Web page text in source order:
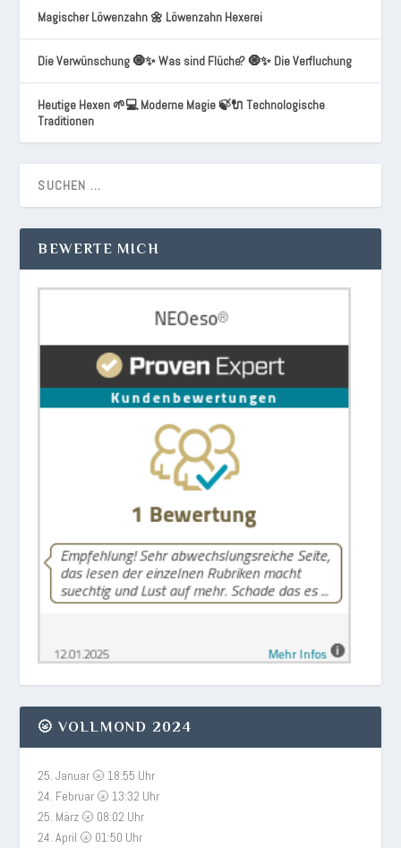
Magischer Löwenzahn 🌼 Löwenzahn Hexerei
Die Verwünschung 🧿✨ Was sind Flüche? 🧿✨ Die Verfluchung
Heutige Hexen 🌱💻 Moderne Magie 🍃🔌 Technologische
Traditionen
BEWERTE MICH
🌝 VOLLMOND 2024
25. Januar 🌝 18:55 Uhr
24. Februar 🌝 13:32 Uhr
25. März 🌝 08:02 Uhr
24. April 🌝 01:50 Uhr